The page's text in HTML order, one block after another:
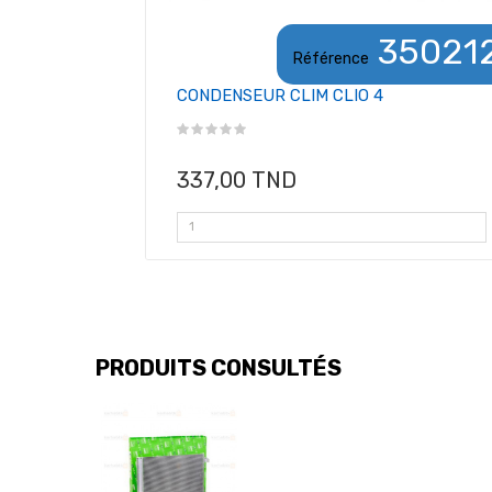
Référence
CONDENSEUR CLIM CLIO 4
337,00 TND
PRODUITS CONSULTÉS